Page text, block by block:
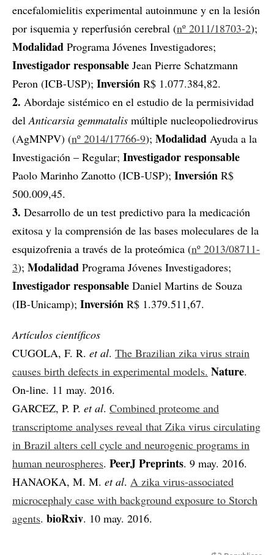
encefalomielitis experimental autoinmune y en la lesión
por isquemia y reperfusión cerebral (nº 2011/18703-2);
Modalidad Programa Jóvenes Investigadores;
Investigador responsable Jean Pierre Schatzmann
Peron (ICB-USP); Inversión R$ 1.077.384,82.
2. Abordaje sistémico en el estudio de la permisividad
delAnticarsia gemmatalis múltiple nucleopoliedrovirus
(AgMNPV) (nº 2014/17766-9); Modalidad Ayuda a la
Investigación – Regular; Investigador responsable
Paolo Marinho Zanotto (ICB-USP); Inversión R$
500.009,45.
3. Desarrollo de un test predictivo para la medicación
exitosa y la comprensión de las bases moleculares de la
esquizofrenia a través de la proteómica (nº 2013/08711-
3); Modalidad Programa Jóvenes Investigadores;
Investigador responsable Daniel Martins de Souza
(IB-Unicamp); Inversión R$ 1.379.511,67.
Artículos científicos
CUGOLA, F. R. et al. The Brazilian zika virus strain
causes birth defects in experimental models. Nature.
On-line. 11 may. 2016.
GARCEZ, P. P. et al. Combined proteome and
transcriptome analyses reveal that Zika virus circulating
in Brazil alters cell cycle and neurogenic programs in
human neurospheres. PeerJ Preprints. 9 may. 2016.
HANAOKA, M. M. et al. A zika virus-associated
microcephaly case with background exposure to Storch
agents. bioRxiv. 10 may. 2016.